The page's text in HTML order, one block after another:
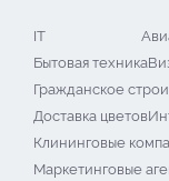
IT
Бытовая техника
Гражданское
Доставка цветов
Клининговые
Маркетинговые